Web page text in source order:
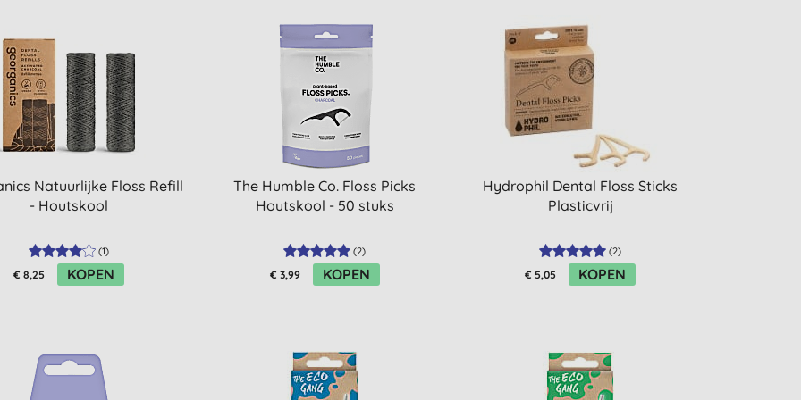
Natuurlijke Floss Refill
- Houtskool
(1)
€ 8,25 KOPEN
The Humble Co. Floss Picks
Houtskool - 50 stuks
(2)
€ 3,99 KOPEN
Hydrophil Dental Floss Sticks
Plasticvrij
(2)
€ 5,05 KOPEN